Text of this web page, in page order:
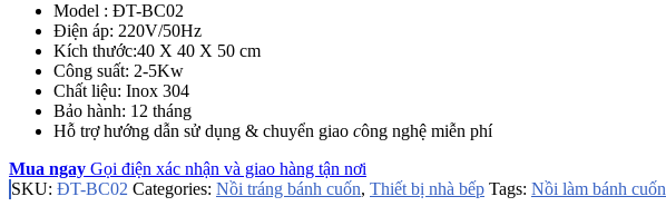
Model : ĐT-BC02
Điện áp: 220V/50Hz
Kích thước:40 X 40 X 50 cm
Công suất: 2-5Kw
Chất liệu: Inox 304
Bảo hành: 12 tháng
Hỗ trợ hướng dẫn sử dụng & chuyển giao công nghệ miễn phí
Mua ngay Gọi điện xác nhận và giao hàng tận nơi
SKU: ĐT-BC02 Categories: Nồi tráng bánh cuốn, Thiết bị nhà bếp Tags: Nồi làm bánh cuốn